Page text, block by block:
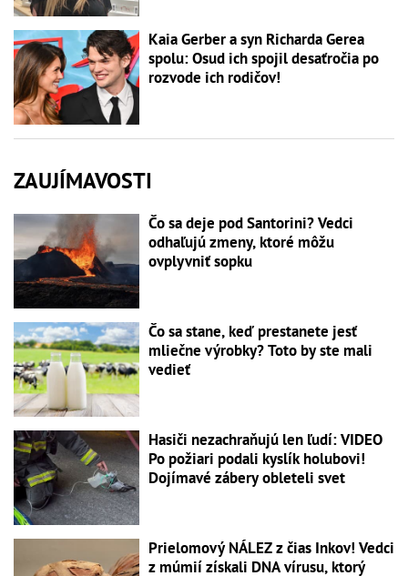
Kaia Gerber a syn Richarda Gerea
spolu: Osud ich spojil desaťročia po
rozvode ich rodičov!
ZAUJÍMAVOSTI
Čo sa deje pod Santorini? Vedci
odhaľujú zmeny, ktoré môžu
ovplyvniť sopku
Čo sa stane, keď prestanete jesť
mliečne výrobky? Toto by ste mali
vedieť
Hasiči nezachraňujú len ľudí: VIDEO
Po požiari podali kyslík holubovi!
Dojímavé zábery obleteli svet
Prielomový NÁLEZ z čias Inkov! Vedci
z múmií získali DNA vírusu, ktorý